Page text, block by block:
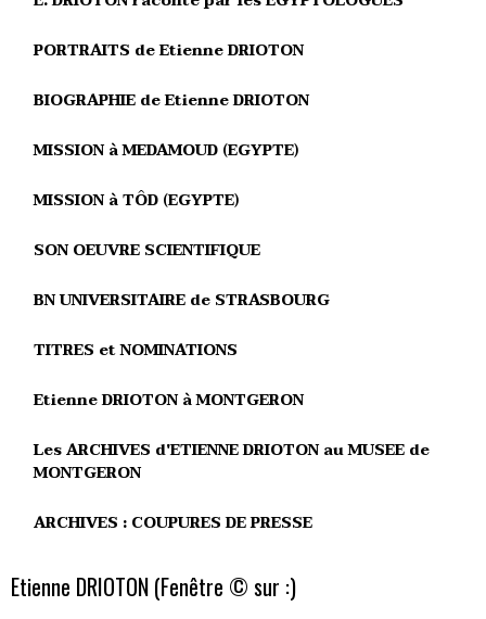
PORTRAITS de Etienne DRIOTON
BIOGRAPHIE de Etienne DRIOTON
MISSION à MEDAMOUD (EGYPTE)
MISSION à TÔD (EGYPTE)
SON OEUVRE SCIENTIFIQUE
BN UNIVERSITAIRE de STRASBOURG
TITRES et NOMINATIONS
Etienne DRIOTON à MONTGERON
Les ARCHIVES d'ETIENNE DRIOTON au MUSEE de
MONTGERON
ARCHIVES : COUPURES DE PRESSE
Etienne DRIOTON (Fenêtre © sur :)